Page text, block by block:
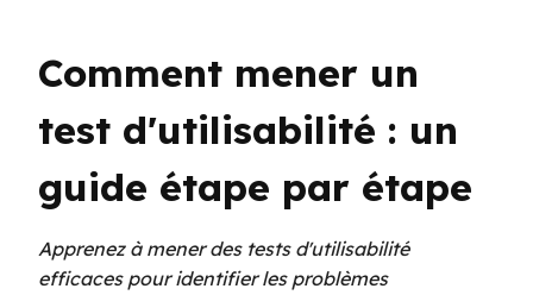
Comment mener un
test d'utilisabilité : un
guide étape par étape
Apprenez à mener des tests d'utilisabilité
efficaces pour identifier les problèmes